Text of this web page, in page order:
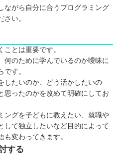
ルに通う3つのデメリット
かかりやすい
られている
調整が難しい場合も
何を学ぶのが良いのか
プログラミングスクールの違
ルにお得に通える制度とは？
ルで挫折しないコツ
すすめプログラミングスクー
ながら自分に合うプログラミング
さい。
とは重要です。
何のために学んでいるのか曖昧に
です。
したいのか、どう活かしたいの
思ったのかを改めて明確にしてお
ングを子どもに教えたい、就職や
して独立したいなど目的によって
変わってきます。
する